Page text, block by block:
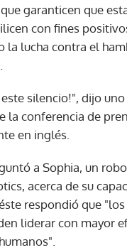
garanticen que
con fines
la lucha contra el
este silencio!", dijo
la conferencia de
en inglés.
a Sophia, un
acerca de su
respondió que
liderar con mayor